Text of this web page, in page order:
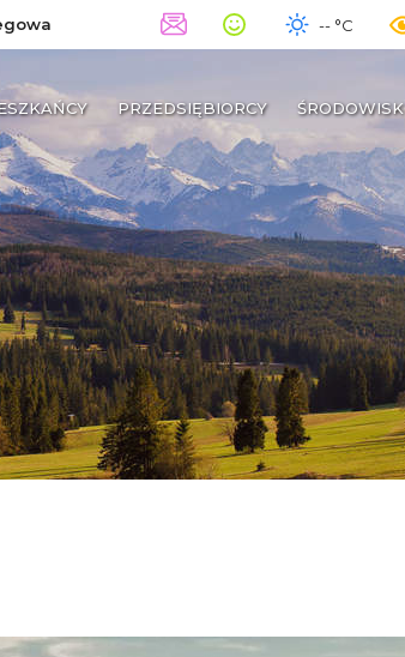
-- °C
PRZEDSIĘBIORCY